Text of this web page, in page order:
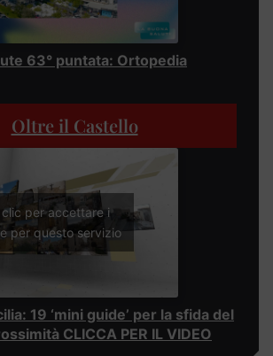
63° puntata: Ortopedia
Oltre il Castello
clic per accettare i
per questo servizio
19 ‘mini guide’ per la sfida del
CLICCA PER IL VIDEO